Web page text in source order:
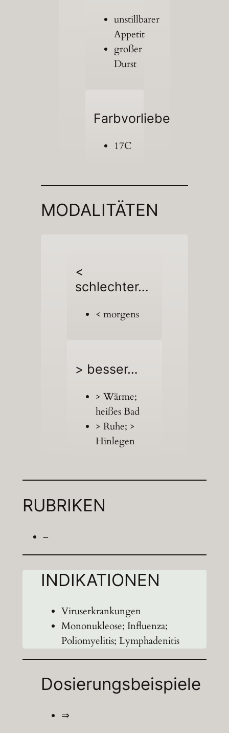
unstillbarer
Appetit
großer
Durst
Farbvorliebe
17C
MODALITÄTEN
<
schlechter…
< morgens
> besser…
> Wärme;
heißes Bad
> Ruhe; >
Hinlegen
RUBRIKEN
–
INDIKATIONEN
Viruserkrankungen
Mononukleose; Influenza;
Poliomyelitis; Lymphadenitis
Dosierungsbeispiele
⇒